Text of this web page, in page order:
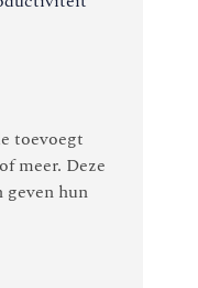
toevoegt
meer. Deze
geven hun